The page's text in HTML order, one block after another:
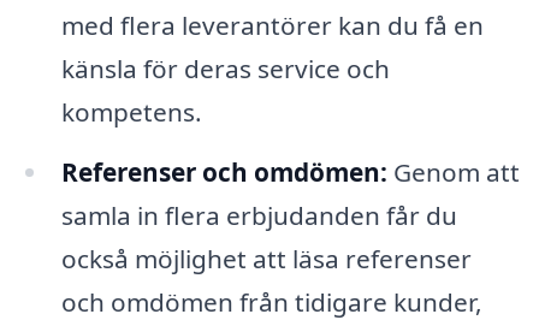
med flera leverantörer kan du få en
känsla för deras service och
kompetens.
Referenser och omdömen: Genom att
samla in flera erbjudanden får du
också möjlighet att läsa referenser
och omdömen från tidigare kunder,